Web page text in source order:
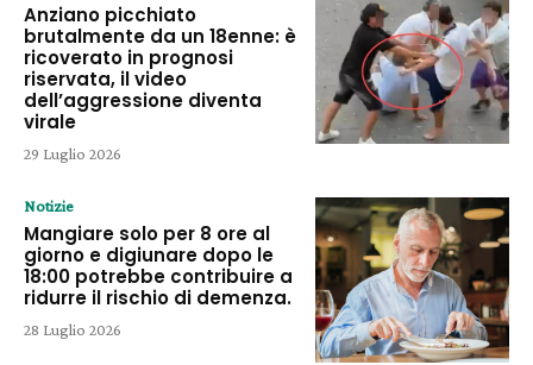
Anziano picchiato
brutalmente da un 18enne: è
ricoverato in prognosi
riservata, il video
dell’aggressione diventa
virale
29 Luglio 2026
Notizie
Mangiare solo per 8 ore al
giorno e digiunare dopo le
18:00 potrebbe contribuire a
ridurre il rischio di demenza.
28 Luglio 2026